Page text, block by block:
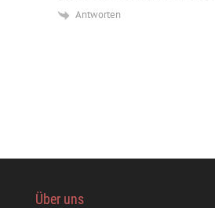
Antworten
Über uns